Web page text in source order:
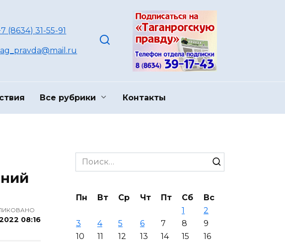
(8634) 31-55-91
Все рубрики Контакты
08:16
Search
for:
Пн Вт Ср Чт Пт Сб
Вс
1
2
3
4 5 6 7 8
9
10
11 12 13 14 15
16